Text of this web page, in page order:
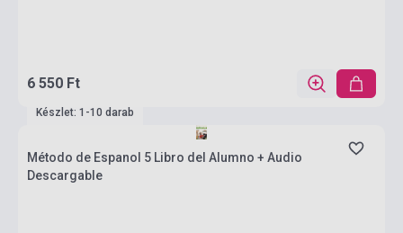
6 550 Ft
Készlet: 1-10 darab
Método de Espanol 5 Libro del Alumno + Audio
Descargable